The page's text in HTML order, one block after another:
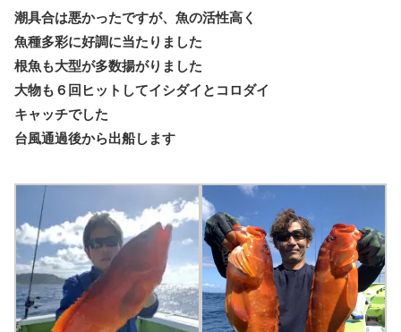
潮具合は悪かったですが、魚の活性高く
魚種多彩に好調に当たりました
根魚も大型が多数揚がりました
大物も６回ヒットしてイシダイとコロダイ
キャッチでした
台風通過後から出船します